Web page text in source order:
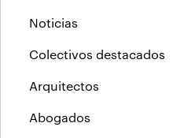
Noticias
Colectivos destacados
Arquitectos
Abogados